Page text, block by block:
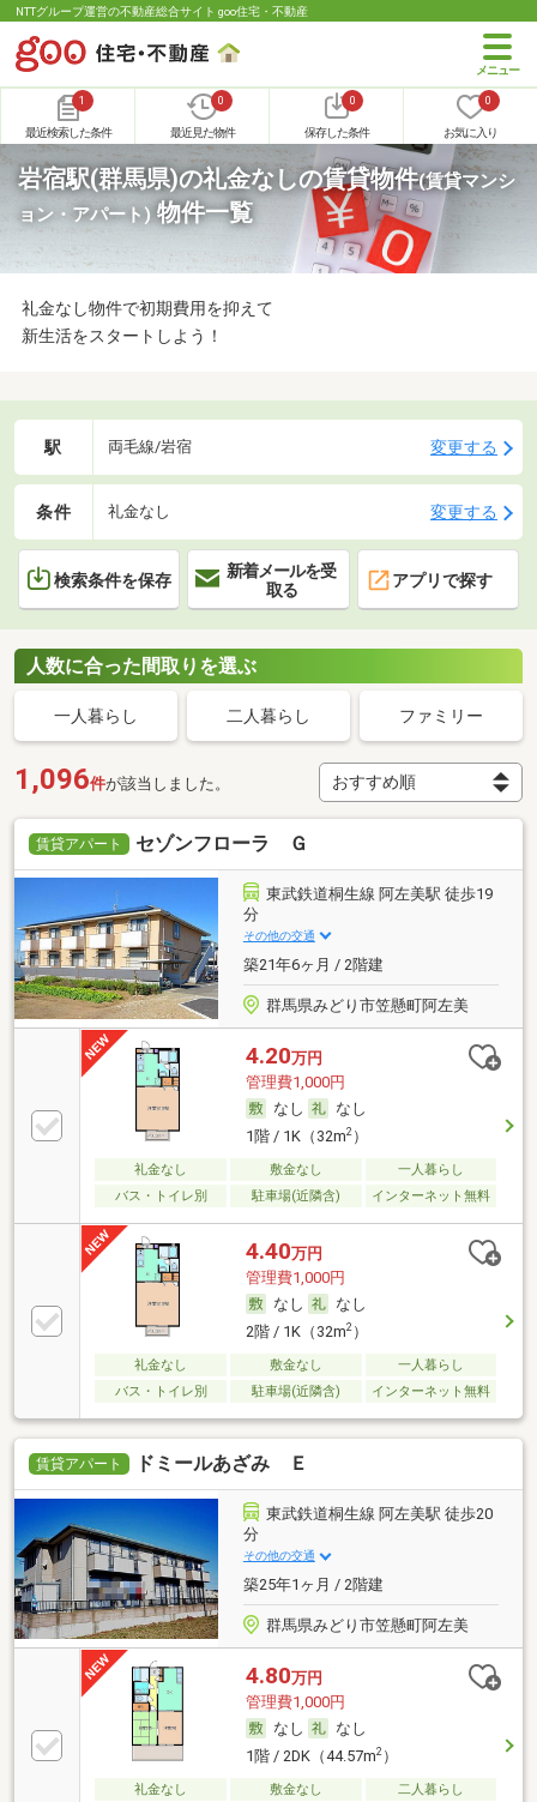
NTTグループ運営の不動産総合サイト goo住宅・不動産
1
最近検索した条件
0
最近見た物件
0
保存した条件
0
お気に入り
岩宿駅(群馬県)の礼金なしの賃貸物件(賃貸マンシ
ョン・アパート) 物件一覧
礼金なし物件で初期費用を抑えて
新生活をスタートしよう！
駅 両毛線/岩宿 変更する
条件 礼金なし 変更する
検索条件を保存
新着メールを受
取る
アプリで探す
人数に合った間取りを選ぶ
一人暮らし 二人暮らし ファミリー
1,096件が該当しました。
賃貸アパート セゾンフローラ Ｇ
東武鉄道桐生線 阿左美駅 徒歩19
分
その他の交通
築21年6ヶ月 / 2階建
群馬県みどり市笠懸町阿左美
4.20万円
管理費1,000円
なし
なし
1階 / 1K（32m2）
礼金なし 敷金なし
一人暮らし
バス・トイレ別
駐車場(近隣含) インターネット無料
4.40万円
管理費1,000円
なし
なし
2階 / 1K（32m2）
礼金なし 敷金なし
一人暮らし
バス・トイレ別
駐車場(近隣含) インターネット無料
賃貸アパート ドミールあざみ Ｅ
東武鉄道桐生線 阿左美駅 徒歩20
分
その他の交通
築25年1ヶ月 / 2階建
群馬県みどり市笠懸町阿左美
4.80万円
管理費1,000円
なし
なし
1階 / 2DK（44.57m2）
礼金なし 敷金なし
二人暮らし